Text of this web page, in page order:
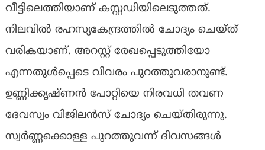
വീട്ടിലെത്തിയാണ് കസ്റ്റഡിയിലെടുത്തത്.
നിലവിൽ രഹസ്യകേന്ദ്രത്തിൽ ചോദ്യം ചെയ്ത്
വരികയാണ്. അറസ്റ്റ് രേഖപ്പെടുത്തിയോ
എന്നതുൾപ്പെടെ വിവരം പുറത്തുവരാനുണ്ട്.
ഉണ്ണിക്കൃഷ്ണൻ പോറ്റിയെ നിരവധി തവണ
ദേവസ്വം വിജിലൻസ് ചോദ്യം ചെയ്തിരുന്നു.
സ്വർണ്ണക്കൊള്ള പുറത്തുവന്ന് ദിവസങ്ങൾ